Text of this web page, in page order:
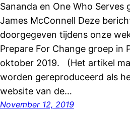
Sananda en One Who Serves
James McConnell Deze
doorgegeven tijdens onze
Prepare For Change groep in
oktober 2019. (Het artikel
worden gereproduceerd als
website van de…
November 12, 2019